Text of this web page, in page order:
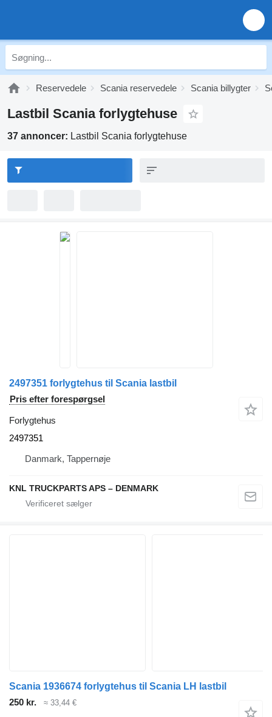
Reservedele Scania reservedele Scania billygter
Lastbil Scania forlygtehuse
37 annoncer: Lastbil Scania forlygtehuse
2497351 forlygtehus til Scania lastbil
Pris efter forespørgsel
Forlygtehus
2497351
Danmark, Tappernøje
KNL TRUCKPARTS APS – DENMARK
Scania 1936674 forlygtehus til Scania LH lastbil
250 kr.
≈ 33,44 €